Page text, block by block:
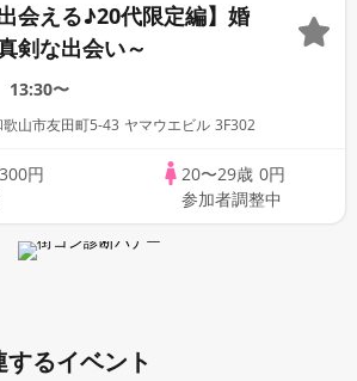
会える♪20代限定編】婚
剣な出会い～
13:30〜
山市友田町5-43 ヤマウエビル 3F302
円
20〜29歳 0円
参加者調整中
るイベント